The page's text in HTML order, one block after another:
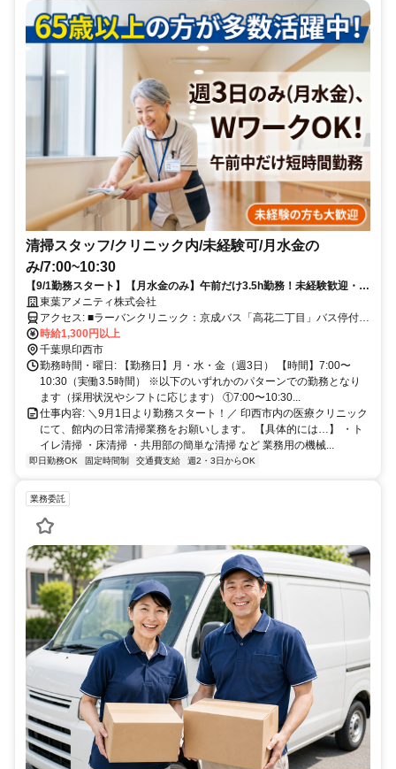
清掃スタッフ/クリニック内/未経験可/月水金の
み/7:00~10:30
【9/1勤務スタート】【月水金のみ】午前だけ3.5h勤務！未経験歓迎・W
ワークOK・自転車・バイク・車通勤可能！
東葉アメニティ株式会社
アクセス: ■ラーバンクリニック：京成バス「高花二丁目」バス停付近
■ラーバン駅前クリニック：千葉ニュータウン中央駅 ※自転車・バイ
ク・車通勤可
時給1,300円以上
千葉県印西市
勤務時間・曜日: 【勤務日】月・水・金（週3日） 【時間】7:00〜
10:30（実働3.5時間） ※以下のいずれかのパターンでの勤務となり
ます（採用状況やシフトに応じます） ①7:00〜10:30...
仕事内容: ＼9月1日より勤務スタート！／ 印西市内の医療クリニック
にて、館内の日常清掃業務をお願いします。 【具体的には…】 ・ト
イレ清掃 ・床清掃 ・共用部の簡単な清掃 など 業務用の機械...
即日勤務OK 固定時間制 交通費支給 週2・3日からOK
業務委託